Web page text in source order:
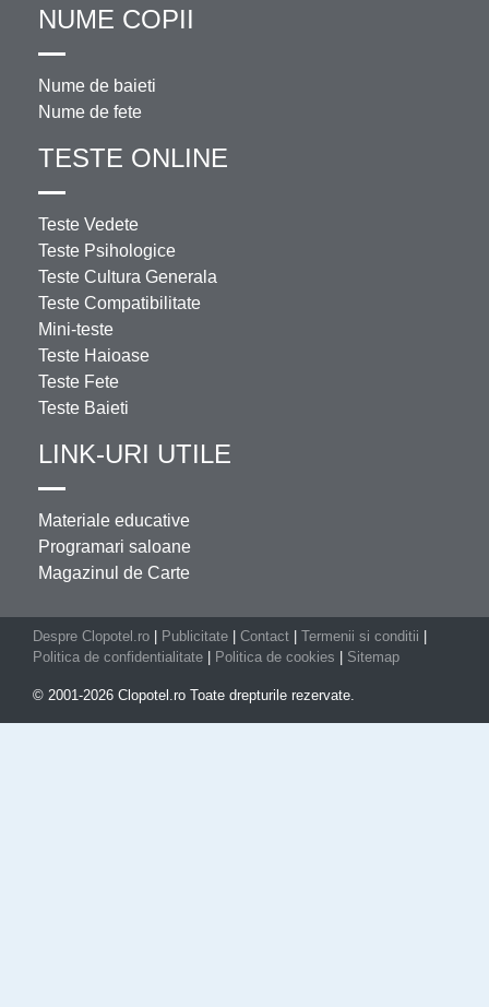
NUME COPII
Nume de baieti
Nume de fete
TESTE ONLINE
Teste Vedete
Teste Psihologice
Teste Cultura Generala
Teste Compatibilitate
Mini-teste
Teste Haioase
Teste Fete
Teste Baieti
LINK-URI UTILE
Materiale educative
Programari saloane
Magazinul de Carte
Despre Clopotel.ro Publicitate Contact Termenii si conditii
Politica de confidentialitate
Politica de cookies Sitemap
© 2001-2026 Clopotel.ro Toate drepturile rezervate.